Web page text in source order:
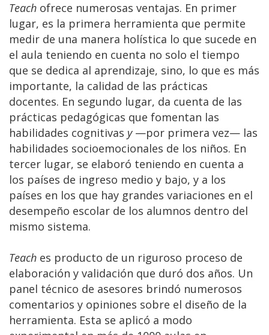
Teach ofrece numerosas ventajas. En primer
lugar, es la primera herramienta que permite
medir de una manera holística lo que sucede en
el aula teniendo en cuenta no solo el tiempo
que se dedica al aprendizaje, sino, lo que es más
importante, la calidad de las prácticas
docentes. En segundo lugar, da cuenta de las
prácticas pedagógicas que fomentan las
habilidades cognitivas y—por primera vez— las
habilidades socioemocionales de los niños. En
tercer lugar, se elaboró teniendo en cuenta a
los países de ingreso medio y bajo, y a los
países en los que hay grandes variaciones en el
desempeño escolar de los alumnos dentro del
mismo sistema.
Teach es producto de un riguroso proceso de
elaboración y validación que duró dos años. Un
panel técnico de asesores brindó numerosos
comentarios y opiniones sobre el diseño de la
herramienta. Esta se aplicó a modo